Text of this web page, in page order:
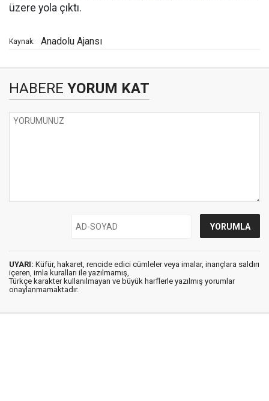
üzere yola çıktı.
Kaynak: Anadolu Ajansı
HABERE YORUM KAT
UYARI: Küfür, hakaret, rencide edici cümleler veya imalar, inançlara saldırı
içeren, imla kuralları ile yazılmamış,
Türkçe karakter kullanılmayan ve büyük harflerle yazılmış yorumlar
onaylanmamaktadır.